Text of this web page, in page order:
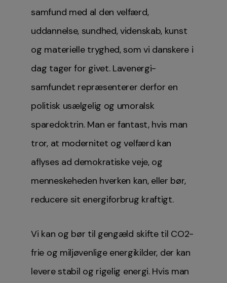
samfund med al den velfærd,
uddannelse, sundhed, videnskab, kunst
og materielle tryghed, som vi danskere i
dag tager for givet. Lavenergi-
samfundet repræsenterer derfor en
politisk usælgelig og umoralsk
sparedoktrin. Man er fantast, hvis man
tror, at modernitet og velfærd kan
aflyses ad demokratiske veje, og
menneskeheden hverken kan, eller bør,
reducere sit energiforbrug kraftigt.
Vi kan og bør til gengæld skifte til CO2-
frie og miljøvenlige energikilder, der kan
levere stabil og rigelig energi. Hvis man